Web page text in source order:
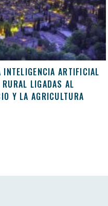
ARTIFICIAL
LIGADAS AL
Y LA AGRICULTURA